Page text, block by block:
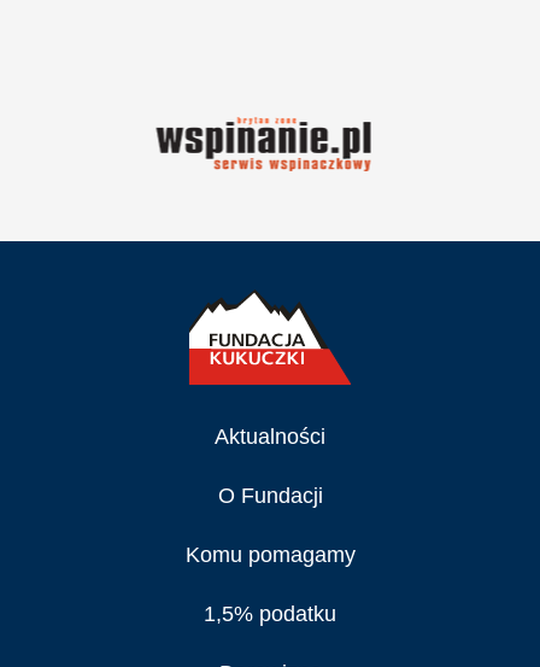
Aktualności
O Fundacji
Komu pomagamy
1,5% podatku